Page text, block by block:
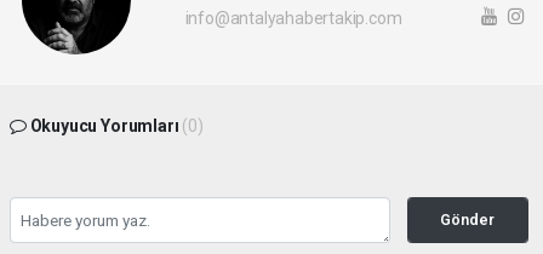
info@antalyahabertakip.com
Okuyucu Yorumları (0)
Gönder